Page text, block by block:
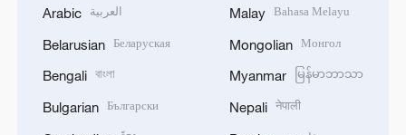
Arabic العربية
Belarusian Беларуская
Bengali বাংলা
Bulgarian Български
Malay Bahasa Melayu
Mongolian Монгол
Myanmar မြန်မာဘာသာ
Nepali नेपाली